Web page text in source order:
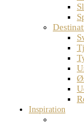
Inspiration